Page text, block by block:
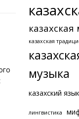
казахская
казахская
музыка
казахский язык
лингвистика